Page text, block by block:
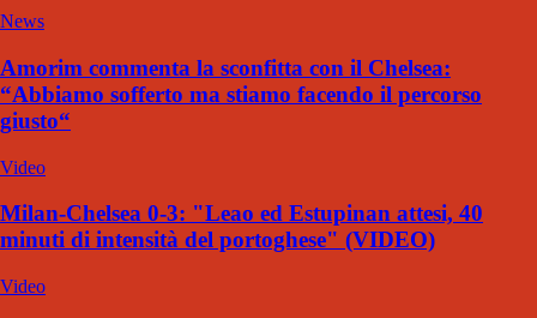
News
Amorim commenta la sconfitta con il Chelsea:
“Abbiamo sofferto ma stiamo facendo il percorso
giusto“
Video
Milan-Chelsea 0-3: "Leao ed Estupinan attesi, 40
minuti di intensità del portoghese" (VIDEO)
Video